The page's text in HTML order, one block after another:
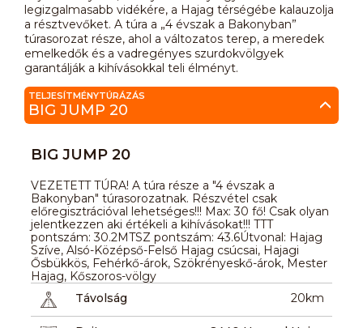
legizgalmasabb vidékére, a Hajag térségébe kalauzolja
a résztvevőket. A túra a „4 évszak a Bakonyban”
túrasorozat része, ahol a változatos terep, a meredek
emelkedők és a vadregényes szurdokvölgyek
garantálják a kihívásokkal teli élményt.
TELJESÍTMÉNYTÚRÁZÁS
BIG JUMP 20
BIG JUMP 20
VEZETETT TÚRA! A túra része a "4 évszak a
Bakonyban" túrasorozatnak. Részvétel csak
előregisztrációval lehetséges!!! Max: 30 fő! Csak olyan
jelentkezzen aki értékeli a kihívásokat!!! TTT
pontszám: 30.2MTSZ pontszám: 43.6Útvonal: Hajag
Szíve, Alsó-Középső-Felső Hajag csúcsai, Hajagi
Ősbükkös, Fehérkő-árok, Szökrényeskő-árok, Mester
Hajag, Kőszoros-völgy
Távolság
20km